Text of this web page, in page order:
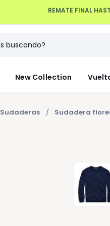
Devoluciones hasta
New Collection
Sudaderas Sudadera